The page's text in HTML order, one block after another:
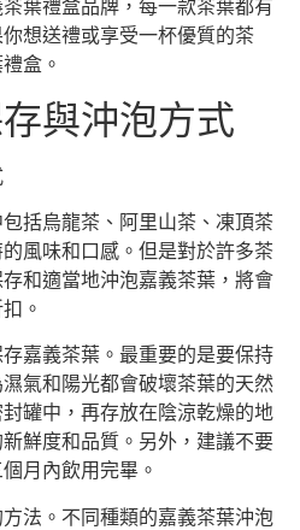
葉禮盒品牌，每一款茶葉都有
想送禮或享受一杯優質的茶
盒。
與沖泡方式
括烏龍茶、阿里山茶、凍頂茶
風味和口感。但是對於許多茶
和適當地沖泡嘉義茶葉，將會
。
嘉義茶葉。最重要的是要保持
氣和陽光都會破壞茶葉的天然
罐中，再存放在陰涼乾燥的地
鮮度和品質。另外，建議不要
月內飲用完畢。
法。不同種類的嘉義茶葉沖泡